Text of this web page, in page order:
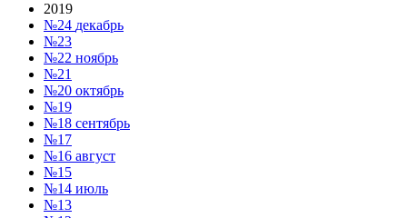
2019
№24 декабрь
№23
№22 ноябрь
№21
№20 октябрь
№19
№18 сентябрь
№17
№16 август
№15
№14 июль
№13